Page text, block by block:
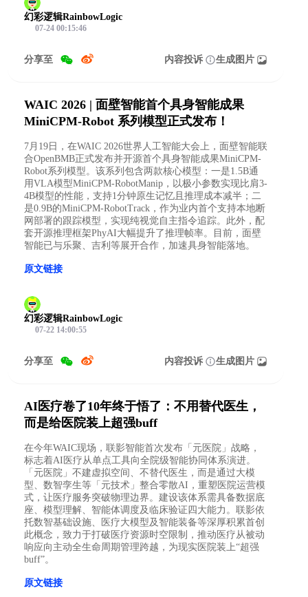
幻彩逻辑RainbowLogic
07-24 00:15:46
分享至 内容投诉 生成图片
WAIC 2026 | 面壁智能首个具身智能成果
MiniCPM-Robot 系列模型正式发布！
7月19日，在WAIC 2026世界人工智能大会上，面壁智能联
合OpenBMB正式发布并开源首个具身智能成果MiniCPM-
Robot系列模型。该系列包含两款核心模型：一是1.5B通
用VLA模型MiniCPM-RobotManip，以极小参数实现比肩3-
4B模型的性能，支持1分钟原生记忆且推理成本减半；二
是0.9B的MiniCPM-RobotTrack，作为业内首个支持本地断
网部署的跟踪模型，实现纯视觉自主指令追踪。此外，配
套开源推理框架PhyAI大幅提升了推理帧率。目前，面壁
智能已与乐聚、吉利等展开合作，加速具身智能落地。
原文链接
幻彩逻辑RainbowLogic
07-22 14:00:55
分享至 内容投诉 生成图片
AI医疗卷了10年终于悟了：不用替代医生，
而是给医院装上超强buff
在今年WAIC现场，联影智能首次发布「元医院」战略，
标志着AI医疗从单点工具向全院级智能协同体系演进。
「元医院」不建虚拟空间、不替代医生，而是通过大模
型、数智孪生等「元技术」整合零散AI，重塑医院运营模
式，让医疗服务突破物理边界。建设该体系需具备数据底
座、模型理解、智能体调度及临床验证四大能力。联影依
托数智基础设施、医疗大模型及智能装备等深厚积累首创
此概念，致力于打破医疗资源时空限制，推动医疗从被动
响应向主动全生命周期管理跨越，为现实医院装上“超强
buff”。
原文链接